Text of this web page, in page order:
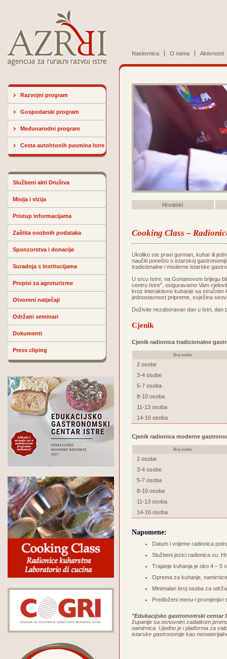
Naslovnica O nama Aktivnosti
Razvojni program
Gospodarski program
Međunarodni program
Cesta autohtonih pasmina Istre
Službeni akti Društva
Misija i vizija
Pristup informacijama
Zaštita osobnih podataka
Sponzorstva i donacije
Suradnja s institucijama
Propisi za agroturizme
Otvoreni natječaji
Održani seminari
Dokumenti
Press cliping
Hrvatski
Cooking Class –
Ukoliko ste pravi gurman, kuhar ili
naučiti ponešto o istarskoj
tradicionalne i moderne istarske
U srcu Istre, na Gortanovom brijegu
centru Istre", osiguravamo Vam
kroz interaktivno kuhanje sa stručnim
jednostavnost pripreme, svježina
Doživite nezaboravan dan u Istri, dan
Cjenik
Cjenik radionica tradicionalne
Broj osoba
2 osobe
3-4 osobe
5-7 osoba
8-10 osoba
11-13 osoba
14-16 osoba
Cjenik radionica moderne
Broj osoba
2 osobe
3-4 osobe
5-7 osoba
8-10 osoba
11-13 osoba
14-16 osoba
Napomene:
Datum i vrijeme radionica
Službeni jezici radionica su:
Trajanje kuhanja je oko 4 – 5
Oprema za kuhanje,
Minimalan broj osoba za
Predloženi menu-i promjenjivi
"Edukacijsko gastronomski centar
županije sa osnovnim zadatkom
namirnica. Ujedno je i platforma za
istarske gastronomije kao